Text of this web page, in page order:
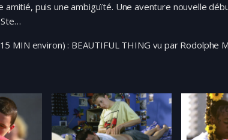
amitié, puis une ambiguïté. Une aventure nouvelle
MIN environ) : BEAUTIFUL THING vu par Rodolphe